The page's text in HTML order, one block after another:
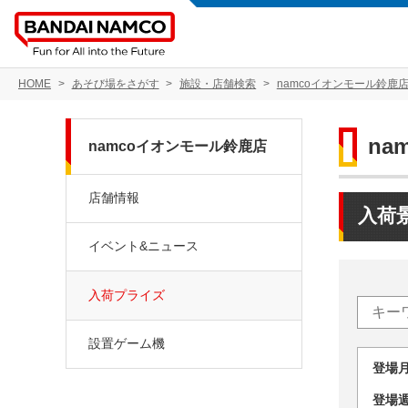
HOME あそび場をさがす 施設・店舗検索 namcoイオンモール鈴鹿店
入荷
登
登
namcoイオンモール鈴鹿店
店舗情報
イベント&ニュース
入荷プライズ
設置ゲーム機